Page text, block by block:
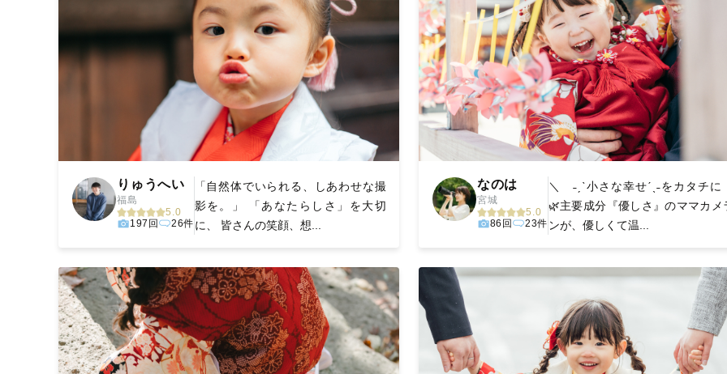
りゅうへい
福島
5.0
197回
26件
「自然体でいられる、しあわせな撮
影を。」 「あなたらしさ」を大切
に、 皆さんの笑顔、想...
なのは
宮城
5.0
86回
23件
＼ ˗ˏˋ小さな幸せˊˎ˗をカタチ
🌿主要成分『優しさ』のママカメ
ンが、優しくて温...